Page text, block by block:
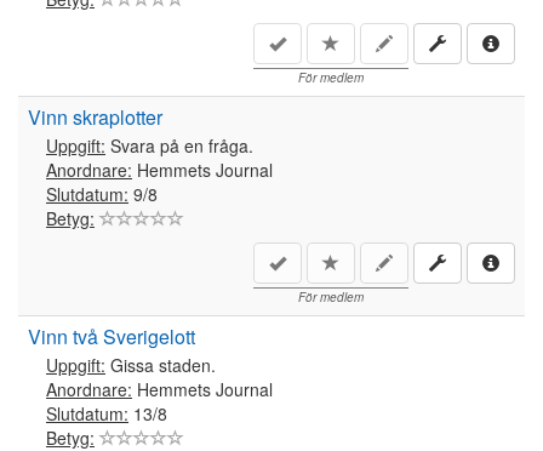
För medlem
Vinn skraplotter
Uppgift: Svara på en fråga.
Anordnare: Hemmets Journal
Slutdatum: 9/8
Betyg:
För medlem
Vinn två Sverigelott
Uppgift: Gissa staden.
Anordnare: Hemmets Journal
Slutdatum: 13/8
Betyg: